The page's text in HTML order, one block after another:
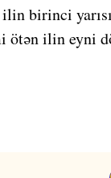
birinci
ötən ilin eyni